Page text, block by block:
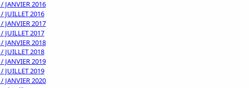
JANVIER 2016
JUILLET 2016
JANVIER 2017
JUILLET 2017
JANVIER 2018
JUILLET 2018
JANVIER 2019
JUILLET 2019
JANVIER 2020